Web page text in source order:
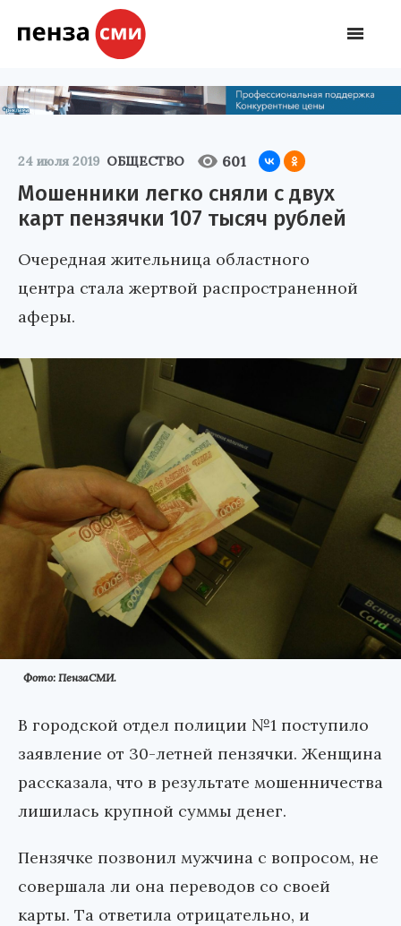
24 июля 2019 ОБЩЕСТВО 601
Мошенники легко сняли с двух
карт пензячки 107 тысяч рублей
Очередная жительница областного
центра стала жертвой распространенной
аферы.
Фото: ПензаСМИ.
В городской отдел полиции №1 поступило
заявление от 30-летней пензячки. Женщина
рассказала, что в результате мошенничества
лишилась крупной суммы денег.
Пензячке позвонил мужчина с вопросом, не
совершала ли она переводов со своей
карты. Та ответила отрицательно, и